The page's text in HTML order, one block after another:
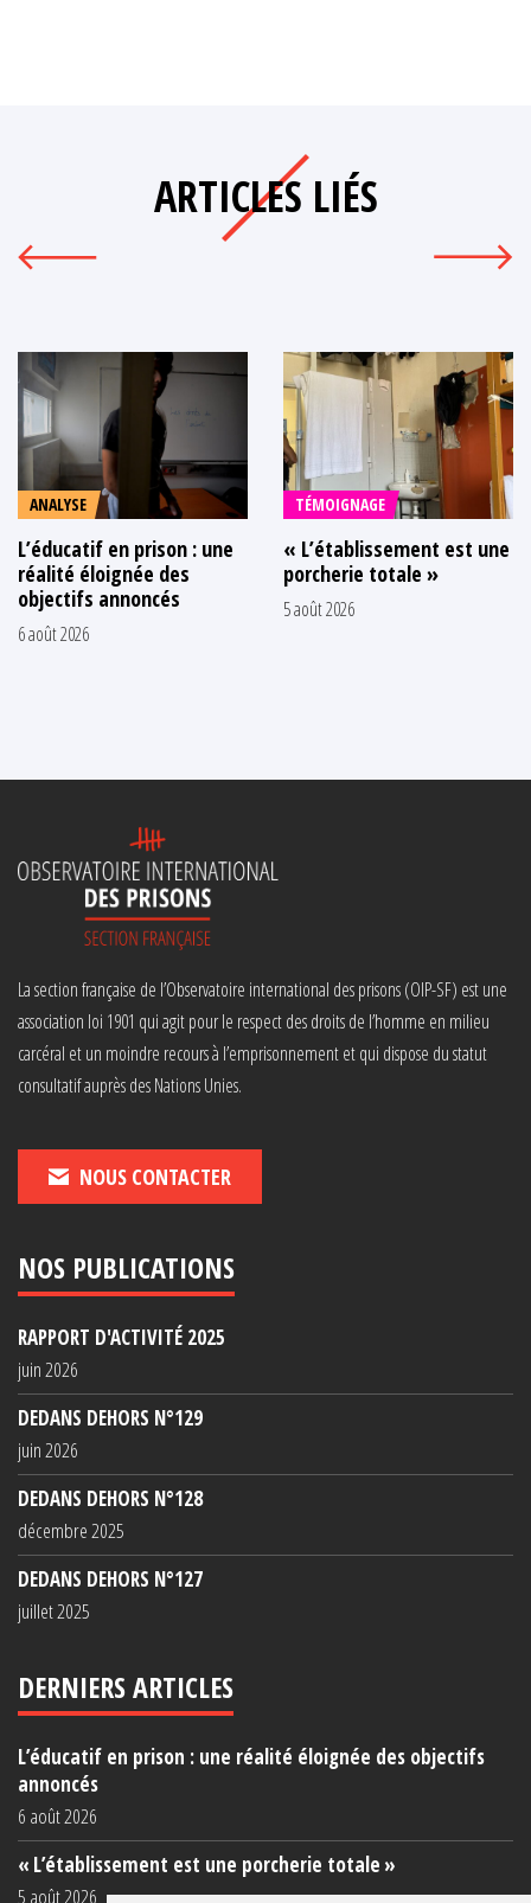
ARTICLES LIÉS
ANALYSE
L’éducatif en prison : une
réalité éloignée des
objectifs annoncés
6 août 2026
TÉMOIGNAGE
« L’établissement est une
porcherie totale »
5 août 2026
La section française de l’Observatoire international des prisons (OIP-SF) est une
association loi 1901 qui agit pour le respect des droits de l’homme en milieu
carcéral et un moindre recours à l’emprisonnement et qui dispose du statut
consultatif auprès des Nations Unies.
NOUS CONTACTER
NOS PUBLICATIONS
RAPPORT D'ACTIVITÉ 2025
juin 2026
DEDANS DEHORS N°129
juin 2026
DEDANS DEHORS N°128
décembre 2025
DEDANS DEHORS N°127
juillet 2025
DERNIERS ARTICLES
L’éducatif en prison : une réalité éloignée des objectifs
annoncés
6 août 2026
« L’établissement est une porcherie totale »
5 août 2026